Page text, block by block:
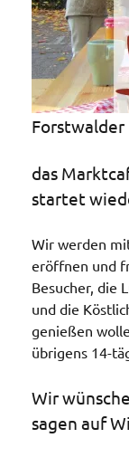
Forstwalder
das
startet
Wir werden
eröffnen und
Besucher, die
und die
genießen
übrigens 14-
Wir
sagen auf